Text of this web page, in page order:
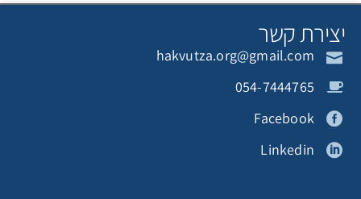
תורם אנונימי
קשר
hakvutza.org@gmail.com
054-7444765
Facebook
Linkedin